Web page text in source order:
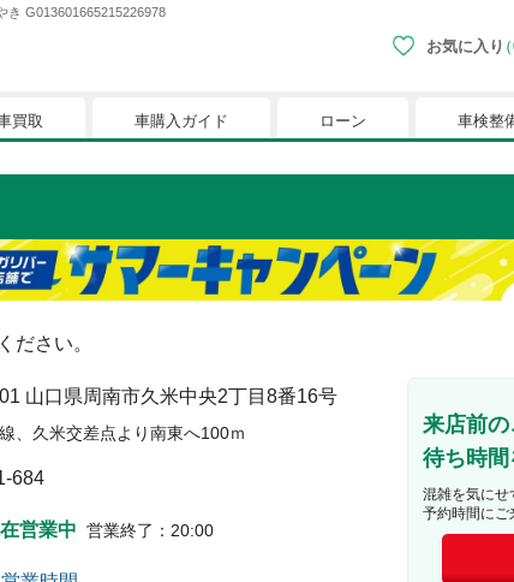
き G013601665215226978
お気に入り
お気に入りに登録されているおクル
ると、あなただけのお気に入りのクルマリストでいつでも
※「お気に入り」の登録を可能にするためにCookie機能を有効に
買取 車購入ガイド ローン 車検整
ださい。
山口県周南市久米中央2丁目8番16号
、久米交差点より南東へ100ｍ
684
営業中 営業終了 ： 20:00
来店前の
待ち時間
混雑を気にせ
予約時間にご